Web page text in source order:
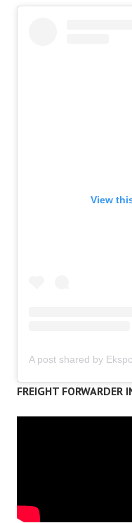
View
FREIGHT FORWARDER